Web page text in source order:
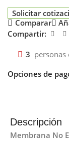
Solicitar
Comparar
Compartir:
3 personas
Opciones de
Descripción
Membrana No